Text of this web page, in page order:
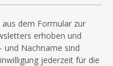
dem Formular zur
erhoben und
und Nachname sind
jederzeit für die